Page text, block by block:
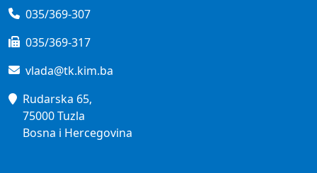
035/369-307
035/369-317
vlada@tk.kim.ba
Rudarska 65,
75000 Tuzla
Bosna i Hercegovina